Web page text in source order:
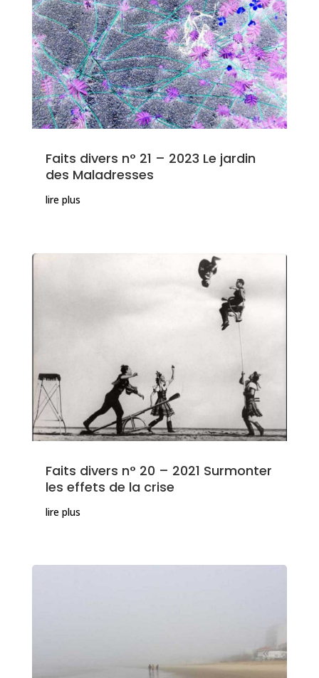
Faits divers n° 21 – 2023 Le jardin
des Maladresses
lire plus
Faits divers n° 20 – 2021 Surmonter
les effets de la crise
lire plus